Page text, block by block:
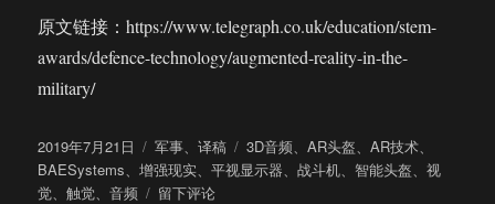
原文链接：https://www.telegraph.co.uk/education/stem-
awards/defence-technology/augmented-reality-in-the-
military/
发
布
于
2019年7月21日
分
类
军事、译稿
标
签
3D音频、AR头盔、AR技术、
BAESystems、增强现实、平视显示器、战斗机、 智能头盔、视
觉、触觉、音频
于
留下评论